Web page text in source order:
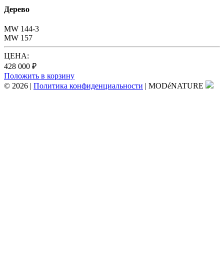
Дерево
MW 144-3
MW 157
ЦЕНА:
428 000 ₽
Положить в корзину
© 2026 | Политика конфиденциальности | MODéNATURE